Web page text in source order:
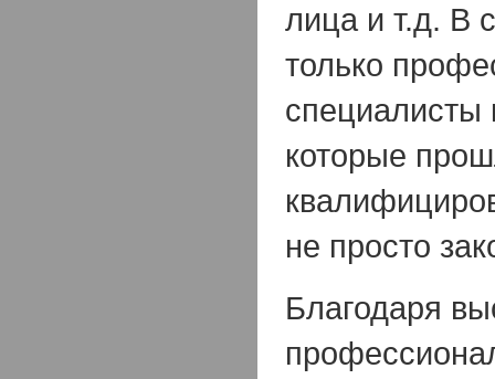
лица и т.д. В
только
специалисты
которые
не просто
Благодаря